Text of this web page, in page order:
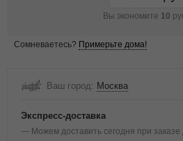
Вы экономите 10
Сомневаетесь? Примерьте дома!
Ваш город: Москва
Экспресс-доставка
— Можем доставить сегодня при